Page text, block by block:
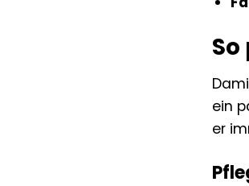
ein
er